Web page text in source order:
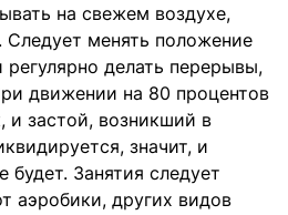
на свежем воздухе,
менять положение
делать перерывы,
движении на 80 процентов
и застой, возникший в
значит, и
Занятия следует
аэробики, других видов